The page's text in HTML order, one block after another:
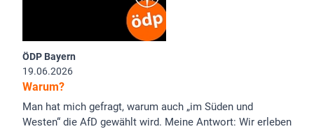
ÖDP Bayern
19.06.2026
Warum?
Man hat mich gefragt, warum auch „im Süden und
Westen“ die AfD gewählt wird. Meine Antwort: Wir erleben